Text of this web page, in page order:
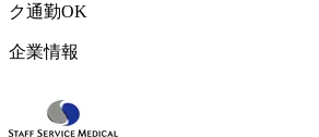
ク通勤OK
企業情報